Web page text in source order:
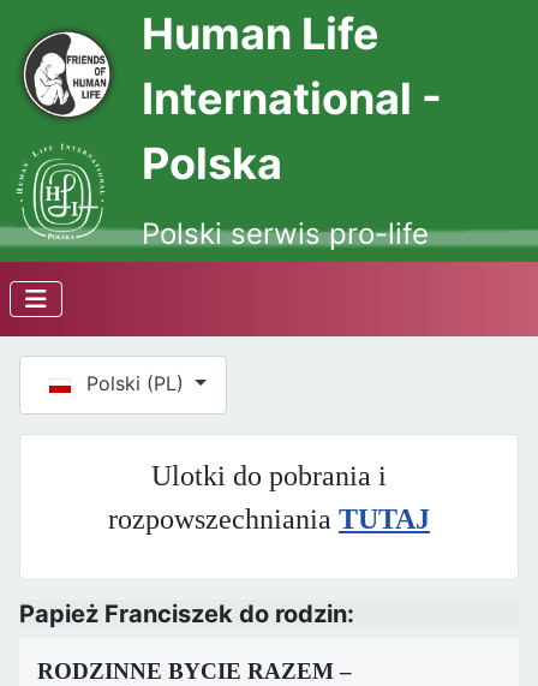
Human Life
International -
Polska
Polski serwis pro-life
Wybierz swój język
Polski (PL)
Ulotki do pobrania i
rozpowszechniania TUTAJ
Papież Franciszek do rodzin:
RODZINNE BYCIE RAZEM –